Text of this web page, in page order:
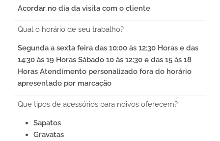
Acordar no dia da visita com o cliente
Qual o horário de seu trabalho?
Segunda a sexta feira das 10:00 às 12:30 Horas e das
14:30 às 19 Horas Sábado 10 às 12:30 e das 15 às 18
Horas Atendimento personalizado fora do horário
apresentado por marcação
Que tipos de acessórios para noivos oferecem?
Sapatos
Gravatas